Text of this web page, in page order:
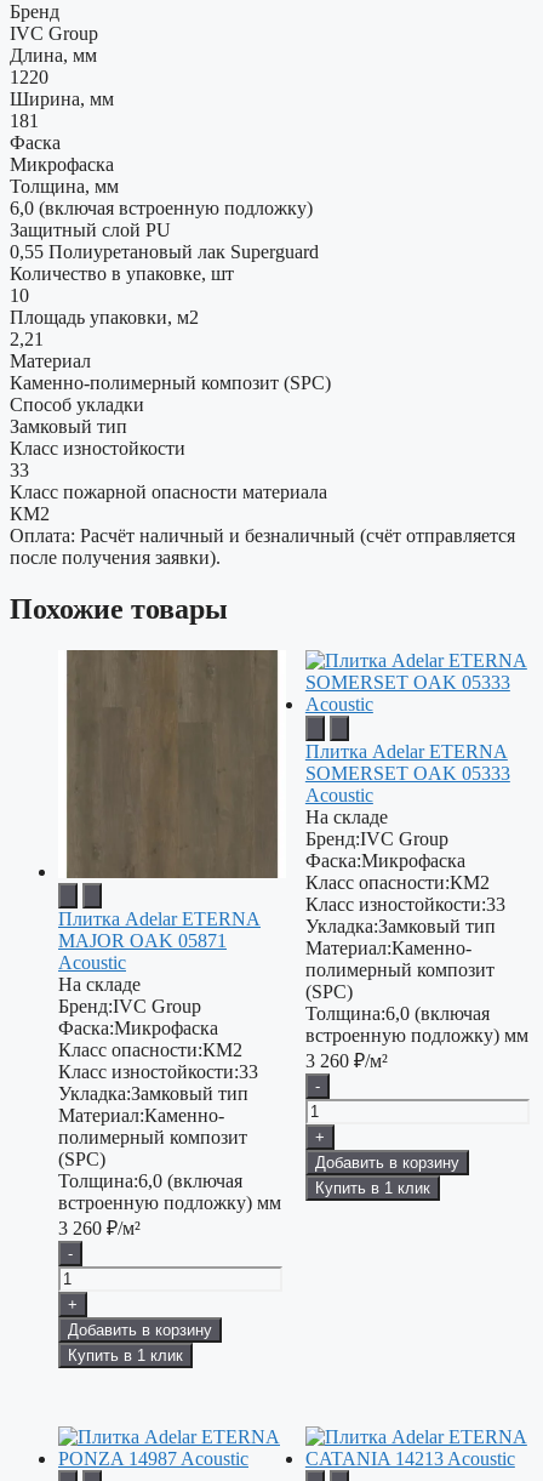
Бренд
IVC Group
Длина, мм
1220
Ширина, мм
181
Фаска
Микрофаска
Толщина, мм
6,0 (включая встроенную подложку)
Защитный слой PU
0,55 Полиуретановый лак Superguard
Количество в упаковке, шт
10
Площадь упаковки, м2
2,21
Материал
Каменно-полимерный композит (SPC)
Способ укладки
Замковый тип
Класс изностойкости
33
Класс пожарной опасности материала
КМ2
Оплата: Расчёт наличный и безналичный (счёт отправляется
после получения заявки).
Похожие товары
Плитка Adelar ETERNA
MAJOR OAK 05871
Acoustic
На складе
Бренд:IVC Group
Фаска:Микрофаска
Класс опасности:КМ2
Класс изностойкости:33
Укладка:Замковый тип
Материал:Каменно-
полимерный композит
(SPC)
Толщина:6,0 (включая
встроенную подложку) мм
3 260 ₽/м²
-
+
Добавить в корзину
Купить в 1 клик
Плитка Adelar ETERNA
SOMERSET OAK 05333
Acoustic
На складе
Бренд:IVC Group
Фаска:Микрофаска
Класс опасности:КМ2
Класс изностойкости:33
Укладка:Замковый тип
Материал:Каменно-
полимерный композит
(SPC)
Толщина:6,0 (включая
встроенную подложку) мм
3 260 ₽/м²
-
+
Добавить в корзину
Купить в 1 клик